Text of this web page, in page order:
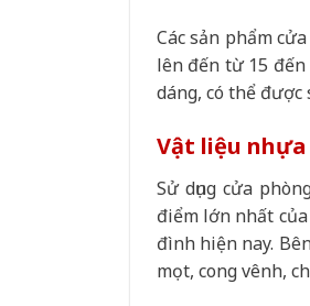
Các sản phẩm
lên đến từ 15 đến
dáng, có thể được
Vật liệu nhựa
Sử dụng cửa
điểm lớn nhất
đình hiện nay.
mọt, cong vênh,